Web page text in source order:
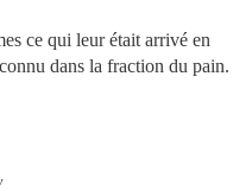
ce qui leur était arrivé en
dans la fraction du pain.